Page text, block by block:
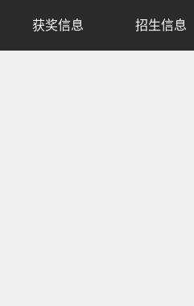
获奖信息 招生信息